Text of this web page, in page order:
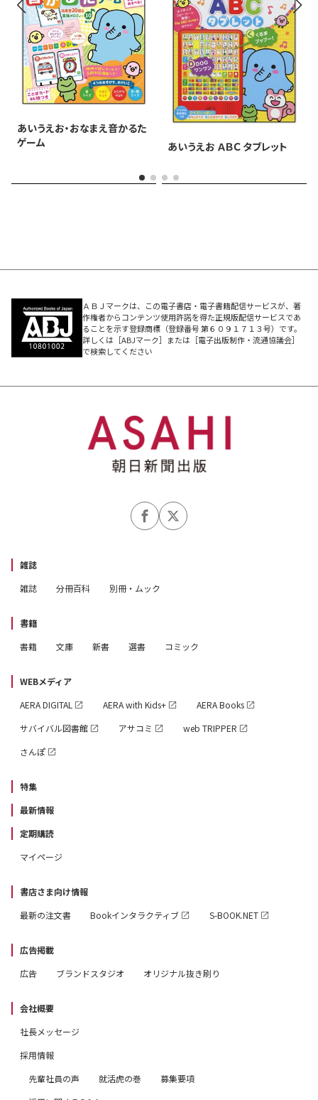
あいうえお・おなまえ音かるた
ゲーム
あいうえお ＡＢＣ タブレット
ＡＢＪマークは、この電子書店・電子書籍配信サービスが、著
作権者からコンテンツ使用許諾を得た正規版配信サービスであ
ることを示す登録商標（登録番号 第６０９１７１３号）です。
詳しくは［ABJマーク］または［電子出版制作・流通協議会］
で検索してください
雑誌
雑誌
分冊百科 別冊・ムック
書籍
書籍
文庫 新書 選書 コミック
WEBメディア
AERA DIGITAL
AERA with Kids+
AERA Books
サバイバル図書館
アサコミ
web TRIPPER
さんぽ
特集
最新情報
定期購読
マイページ
書店さま向け情報
最新の注文書
Bookインタラクティブ S-BOOK.NET
広告掲載
広告
ブランドスタジオ オリジナル抜き刷り
会社概要
社長メッセージ
採用情報
先輩社員の声
就活虎の巻
募集要項